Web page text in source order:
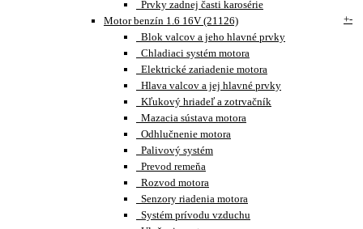
Prvky zadnej časti karosérie
Motor benzín 1.6 16V (21126)
+-
Blok valcov a jeho hlavné prvky
Chladiaci systém motora
Elektrické zariadenie motora
Hlava valcov a jej hlavné prvky
Kľukový hriadeľ a zotrvačník
Mazacia sústava motora
Odhlučnenie motora
Palivový systém
Prevod remeňa
Rozvod motora
Senzory riadenia motora
Systém prívodu vzduchu